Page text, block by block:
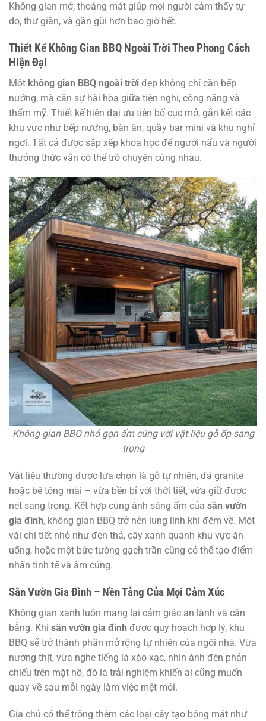
Không gian mở, thoáng mát giúp mọi người cảm thấy tự
do, thư giãn, và gần gũi hơn bao giờ hết.
Thiết Kế Không Gian BBQ Ngoài Trời Theo Phong Cách
Hiện Đại
Một không gian BBQ ngoài trời đẹp không chỉ cần bếp
nướng, mà cần sự hài hòa giữa tiện nghi, công năng và
thẩm mỹ. Thiết kế hiện đại ưu tiên bố cục mở, gắn kết các
khu vực như bếp nướng, bàn ăn, quầy bar mini và khu nghỉ
ngơi. Tất cả được sắp xếp khoa học để người nấu và người
thưởng thức vẫn có thể trò chuyện cùng nhau.
Không gian BBQ nhỏ gọn ấm cúng với vật liệu gỗ ốp sang
trọng
Vật liệu thường được lựa chọn là gỗ tự nhiên, đá granite
hoặc bê tông mài – vừa bền bỉ với thời tiết, vừa giữ được
nét sang trọng. Kết hợp cùng ánh sáng ấm của sân vườn
gia đình, không gian BBQ trở nên lung linh khi đêm về. Một
vài chi tiết nhỏ như đèn thả, cây xanh quanh khu vực ăn
uống, hoặc một bức tường gạch trần cũng có thể tạo điểm
nhấn tinh tế và ấm cúng.
Sân Vườn Gia Đình – Nền Tảng Của Mọi Cảm Xúc
Không gian xanh luôn mang lại cảm giác an lành và cân
bằng. Khi sân vườn gia đình được quy hoạch hợp lý, khu
BBQ sẽ trở thành phần mở rộng tự nhiên của ngôi nhà. Vừa
nướng thịt, vừa nghe tiếng lá xào xạc, nhìn ánh đèn phản
chiếu trên mặt hồ, đó là trải nghiệm khiến ai cũng muốn
quay về sau mỗi ngày làm việc mệt mỏi.
Gia chủ có thể trồng thêm các loại cây tạo bóng mát như